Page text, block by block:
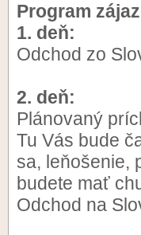
Program
1. deň:
Odchod zo
2. deň:
Plánovaný
Tu Vás bude
sa, leňošenie,
budete mať
Odchod na